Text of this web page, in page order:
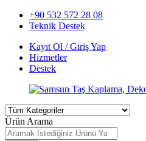
+90 532 572 28 08
Teknik Destek
Kayıt Ol / Giriş Yap
Hizmetler
Destek
Ürün Arama